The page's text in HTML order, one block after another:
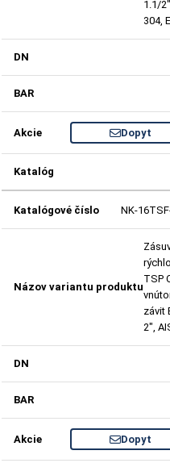
1.1/
304,
Dopyt
NK-
TSP
závit
2",
Dopyt